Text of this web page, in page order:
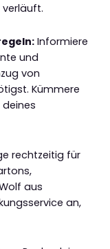
verläuft.
Informiere
und
von
Kümmere
rechtzeitig für
aus
an,